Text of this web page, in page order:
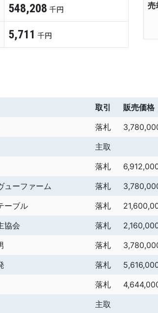
548,208 千円
5,711 千円
売
取引 販売価格
落札
主取
落札
ューファーム 落札
ーブル 落札
協会 落札
落札
落札
落札
主取